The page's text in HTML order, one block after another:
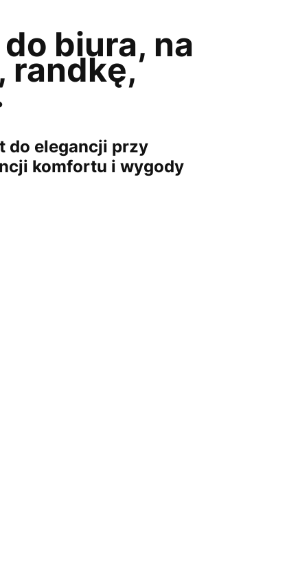
biura, na
randkę,
do elegancji przy
komfortu i wygody